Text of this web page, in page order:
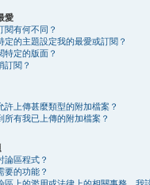
愛
閱有何不同？
定的主題設定我的最愛或訂閱？
特定的版面？
訂閱？
許上傳甚麼類型的附加檔案？
所有我已上傳的附加檔案？
論區程式？
要的功能？
區上的濫用或法律上的相關事務，我